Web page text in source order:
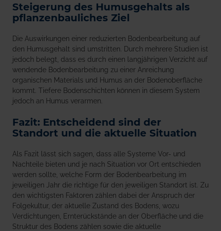
Steigerung des Humusgehalts als
pflanzenbauliches Ziel
Die Auswirkungen einer reduzierten Bodenbearbeitung auf
den Humusgehalt sind umstritten. Durch mehrere Studien ist
jedoch belegt, dass es durch einen langjährigen Verzicht auf
wendende Bodenbearbeitung zu einer Anreichung
organischen Materials und Humus an der Bodenoberfläche
kommt. Tiefere Bodenschichten können in diesem System
jedoch an Humus verarmen.
Fazit: Entscheidend sind der
Standort und die aktuelle Situation
Als Fazit lässt sich sagen, dass alle Systeme Vor- und
Nachteile bieten und je nach Situation vor Ort entschieden
werden sollte, welche Form der Bodenbearbeitung im
jeweiligen Jahr die richtige für den jeweiligen Standort ist. Zu
den wichtigsten Faktoren zählen dabei der Anspruch der
Folgekultur, der aktuelle Zustand des Bodens, wozu
Verdichtungen, Ernterückstände an der Oberfläche und die
Struktur des Bodens zählen sowie die aktuelle